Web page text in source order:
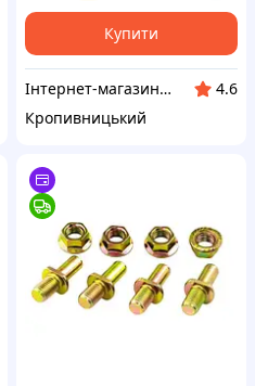
Купити
Інтернет-магазин "Запчастинки"
4.6
Кропивницький